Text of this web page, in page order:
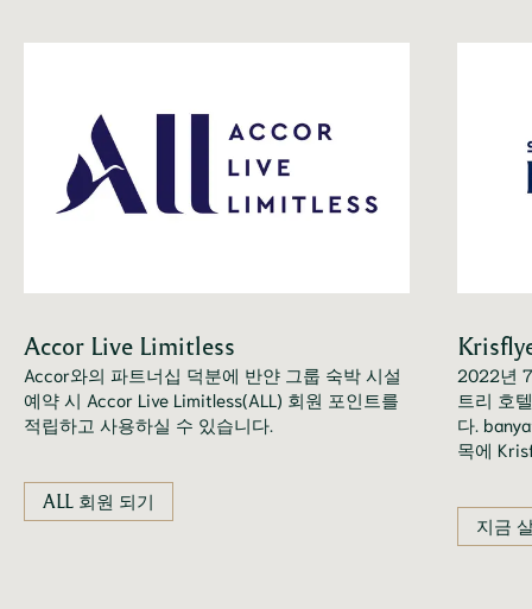
Accor Live Limitless
Accor와의 파트너십 덕분에 반얀 그룹 숙박 시설
예약 시 Accor Live Limitless(ALL) 회원 포인트를
적립하고 사용하실 수 있습니다.
ALL 회원 되기
2022년
트리 호
다.
목에
지금